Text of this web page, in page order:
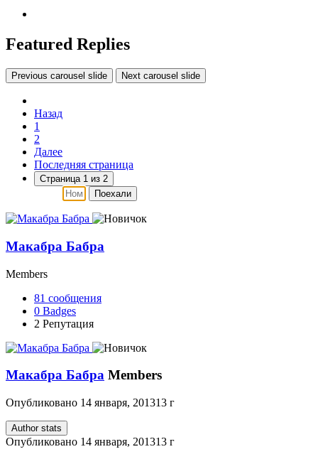
Featured Replies
Previous carousel slide Next carousel slide
Назад
1
2
Далее
Последняя страница
Страница 1 из 2
Поехали
Макабра Бабра
Members
81 сообщения
0 Badges
2 Репутация
Макабра Бабра Members
Опубликовано 14 января, 201313 г
Author stats
Опубликовано 14 января, 201313 г